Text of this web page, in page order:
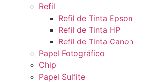
Refil
Refil de Tinta Epson
Refil de Tinta HP
Refil de Tinta Canon
Papel Fotográfico
Chip
Papel Sulfite